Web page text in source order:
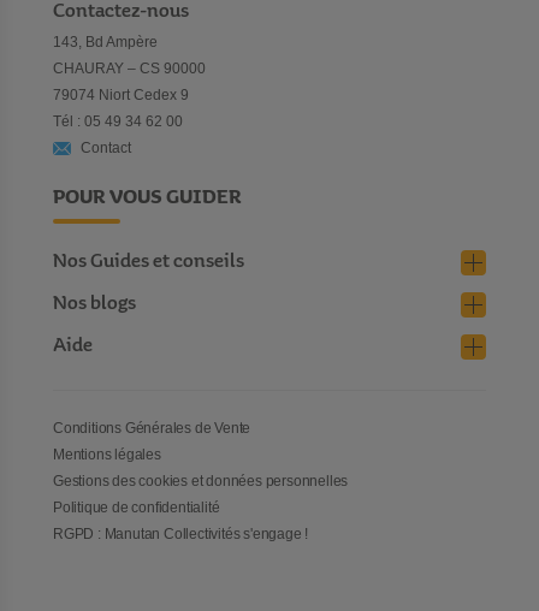
Contactez-nous
143, Bd Ampère
CHAURAY – CS 90000
79074 Niort Cedex 9
Tél : 05 49 34 62 00
Contact
POUR VOUS GUIDER
Nos Guides et conseils
Nos blogs
Aide
Conditions Générales de Vente
Mentions légales
Gestions des cookies et données personnelles
Politique de confidentialité
RGPD : Manutan Collectivités s'engage !